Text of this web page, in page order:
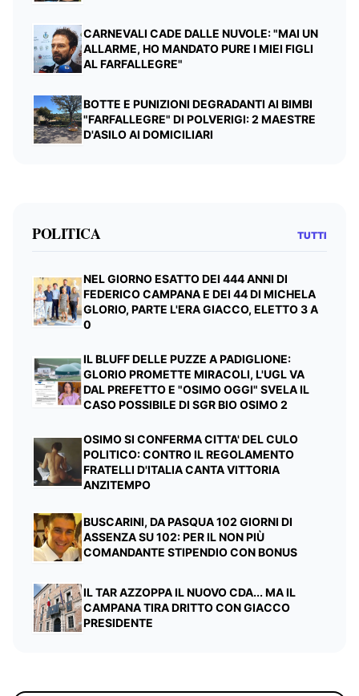
CARNEVALI CADE DALLE NUVOLE: "MAI UN
ALLARME, HO MANDATO PURE I MIEI FIGLI
AL FARFALLEGRE"
BOTTE E PUNIZIONI DEGRADANTI AI BIMBI
"FARFALLEGRE" DI POLVERIGI: 2 MAESTRE
D'ASILO AI DOMICILIARI
POLITICA TUTTI
NEL GIORNO ESATTO DEI 444 ANNI DI
FEDERICO CAMPANA E DEI 44 DI MICHELA
GLORIO, PARTE L'ERA GIACCO, ELETTO 3 A
0
IL BLUFF DELLE PUZZE A PADIGLIONE:
GLORIO PROMETTE MIRACOLI, L'UGL VA
DAL PREFETTO E "OSIMO OGGI" SVELA IL
CASO POSSIBILE DI SGR BIO OSIMO 2
OSIMO SI CONFERMA CITTA' DEL CULO
POLITICO: CONTRO IL REGOLAMENTO
FRATELLI D'ITALIA CANTA VITTORIA
ANZITEMPO
BUSCARINI, DA PASQUA 102 GIORNI DI
ASSENZA SU 102: PER IL NON PIÙ
COMANDANTE STIPENDIO CON BONUS
IL TAR AZZOPPA IL NUOVO CDA... MA IL
CAMPANA TIRA DRITTO CON GIACCO
PRESIDENTE